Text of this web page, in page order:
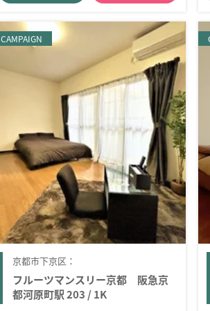
CAMPAIGN
京都市下京区：
フルーツマンスリー京都 阪急京
都河原町駅 203 / 1K